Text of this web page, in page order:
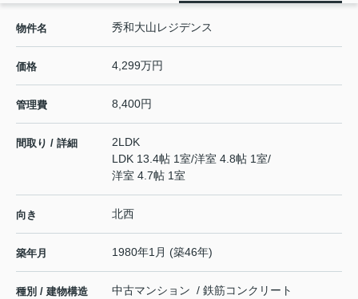
物件名 秀和大山レジデンス
価格 4,299万円
管理費 8,400円
間取り / 詳細
2LDK
LDK 13.4帖 1室/洋室 4.8帖 1室/
洋室 4.7帖 1室
向き 北西
築年月 1980年1月 (築46年)
種別 / 建物構造 中古マンション / 鉄筋コンクリート